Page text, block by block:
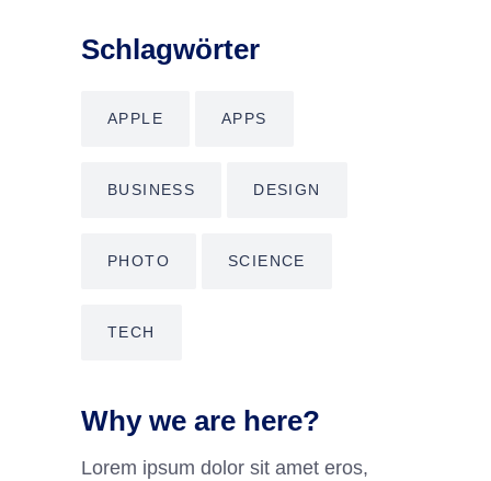
Schlagwörter
APPLE APPS
BUSINESS DESIGN
PHOTO SCIENCE
TECH
Why we are here?
Lorem ipsum dolor sit amet eros,